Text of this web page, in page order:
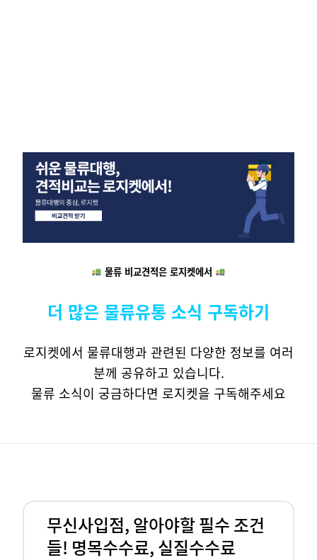
물류 비교견적은 로지켓에서
더 많은 물류유통 소식 구독하기
로지켓에서 물류대행과 관련된 다양한 정보를 여러
분께 공유하고 있습니다.
물류 소식이 궁금하다면 로지켓을 구독해주세요
무신사입점, 알아야할 필수 조건
들! 명목수수료, 실질수수료